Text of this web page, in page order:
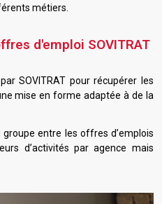
métiers.
d'emploi SOVITRAT
SOVITRAT pour récupérer les
mise en forme adaptée à de la
entre les offres d’emplois
d’activités par agence mais